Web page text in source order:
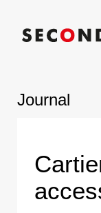
Journal